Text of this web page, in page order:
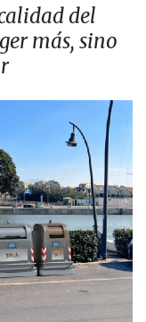
del
más, sino